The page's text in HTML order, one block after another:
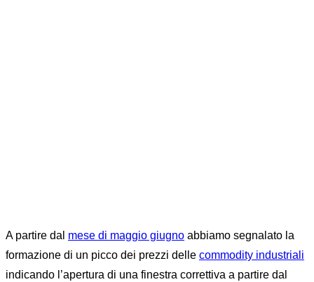
A partire dal mese di maggio giugno abbiamo segnalato la
formazione di un picco dei prezzi delle commodity industriali
indicando l’apertura di una finestra correttiva a partire dal